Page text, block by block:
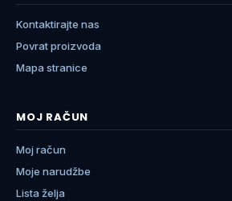
Kontaktirajte nas
Povrat proizvoda
Mapa stranice
MOJ RAČUN
Moj račun
Moje narudžbe
Lista želja